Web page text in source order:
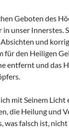
Geboten des
unser Innerstes.
und
für den Heiligen
entfernt und das
mit Seinem
die Heilung und
was falsch ist,